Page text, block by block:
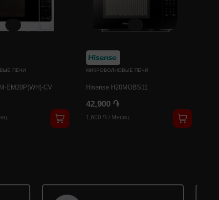
ПЕЧИ
EM20P(WH)-CV
МИКРОВОЛНОВЫЕ ПЕЧИ
Hisense H20MOBS11
42,900 ֏
1,600 ֏ / Месяц